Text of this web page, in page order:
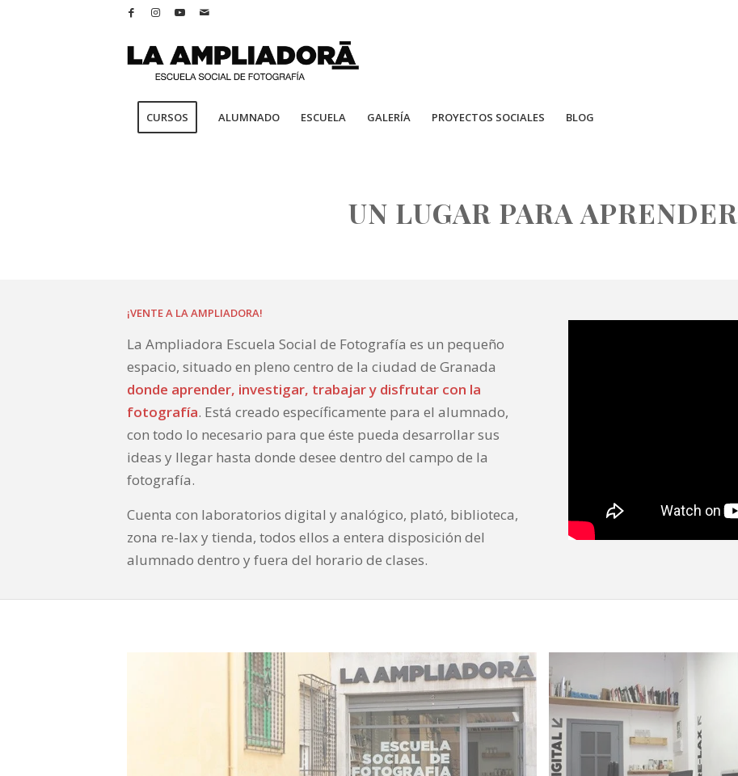
CURSOS ALUMNADO ESCUELA GALERÍA PROYECTOS SOCIALES BLOG
UN LUGAR PARA APRENDER
¡VENTE A LA AMPLIADORA!
La Ampliadora Escuela Social de Fotografía es un pequeño
espacio, situado en pleno centro de la ciudad de Granada
donde aprender, investigar, trabajar y disfrutar con la
fotografía. Está creado específicamente para el alumnado,
con todo lo necesario para que éste pueda desarrollar sus
ideas y llegar hasta donde desee dentro del campo de la
fotografía.
Cuenta con laboratorios digital y analógico, plató, biblioteca,
zona re-lax y tienda, todos ellos a entera disposición del
alumnado dentro y fuera del horario de clases.